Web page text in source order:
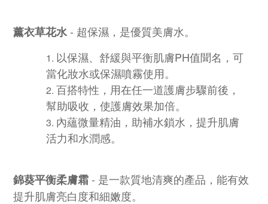
薰衣草花水- 超保濕， 是優質美膚水。
以保濕、舒緩與平衡肌膚PH值聞名，可
當化妝水或保濕噴霧使用。
百搭特性，用在任一道護膚步驟前後，
幫助吸收，使護膚效果加倍。
內蘊微量精油，助補水鎖水，提升肌膚
活力和水潤感。
錦葵平衡柔膚霜- 是一款質地清爽的產品，能有效
提升肌膚亮白度和細嫩度。